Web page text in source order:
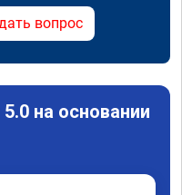
вопрос
на основании